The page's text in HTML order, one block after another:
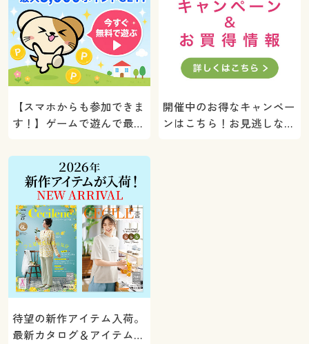
【スマホからも参加できま
す！】ゲームで遊んで最大
ト！
開催中のお得なキャンペー
ンはこちら！お見逃しな
待望の新作アイテム入荷。
最新カタログ＆アイテムを